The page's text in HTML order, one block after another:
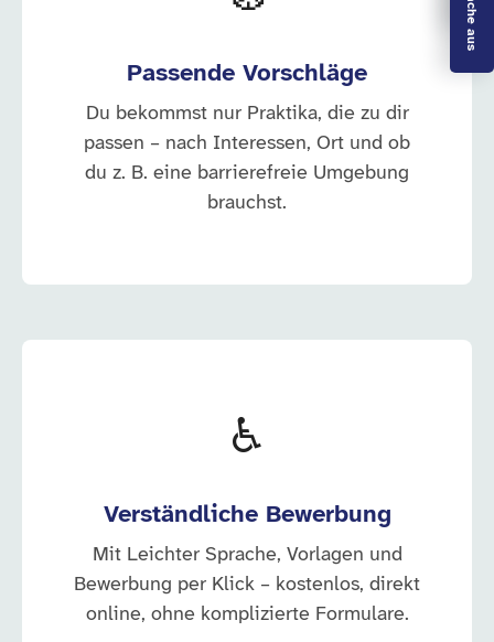
Passende Vorschläge
Du bekommst nur Praktika, die zu dir
passen – nach Interessen, Ort und ob
du z. B. eine barrierefreie Umgebung
brauchst.
♿
Verständliche Bewerbung
Mit Leichter Sprache, Vorlagen und
Bewerbung per Klick – kostenlos, direkt
online, ohne komplizierte Formulare.